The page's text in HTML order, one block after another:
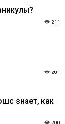
211
201
знает, как
200